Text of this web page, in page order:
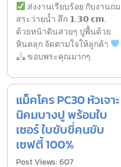
ส่งงานเรียบร้อย กับงานถม
สระว่ายน้ำ ลึก 𝟭.𝟯𝟬 𝗰𝗺.
ด้วยหน้าดินสวยๆ ปูพื้นด้วย
หินคลุก จัดตามใจให้ลูกค้า
ขอบพระคุณมากๆ
แม็คโคร PC30 หัวเจาะ
นิคมบางปู พร้อมใบ
เซอร์ ใบขับขี่คนขับ
เซฟตี้ 100%
Post Views: 607